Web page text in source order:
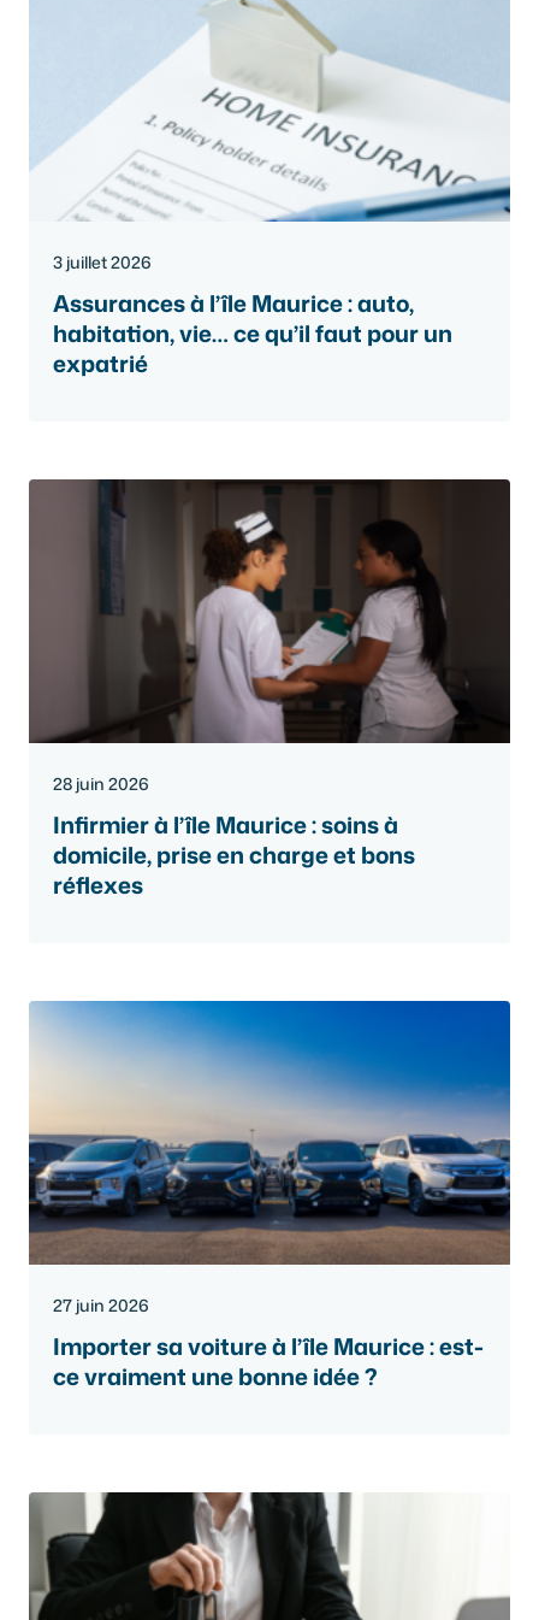
3 juillet 2026
Assurances à l’île Maurice : auto,
habitation, vie… ce qu’il faut pour un
expatrié
28 juin 2026
Infirmier à l’île Maurice : soins à
domicile, prise en charge et bons
réflexes
27 juin 2026
Importer sa voiture à l’île Maurice : est-
ce vraiment une bonne idée ?